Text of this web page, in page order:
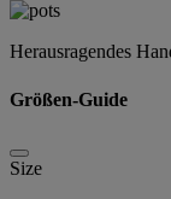
Herausragendes
Größen-Guide
Size